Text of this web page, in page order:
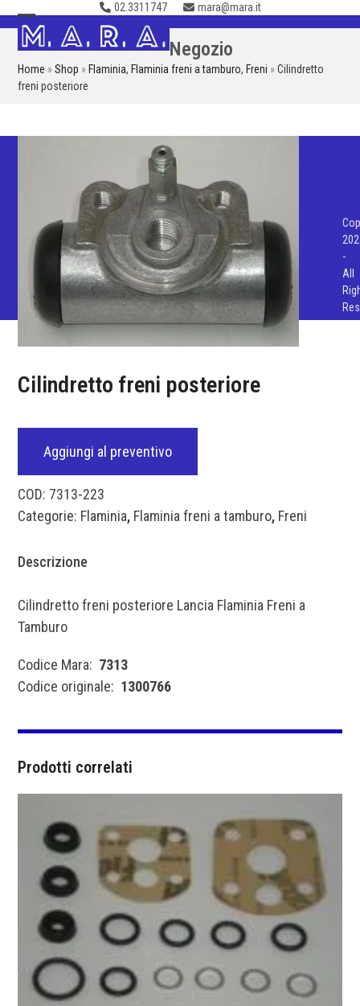
Skip
to
content
02.3311747 mara@mara.it
Open
mobile
menu
Close
mobile
menu
Negozio
Home »Shop » Flaminia, Flaminia freni a tamburo, Freni »Cilindretto
freni posteriore
Cilindretto freni posteriore
Aggiungi al preventivo
COD: 7313-223
Categorie: Flaminia, Flaminia freni a tamburo, Freni
Descrizione
Cilindretto freni posteriore Lancia Flaminia Freni a
Tamburo
Codice Mara: 7313
Codice originale: 1300766
Prodotti correlati
-
All